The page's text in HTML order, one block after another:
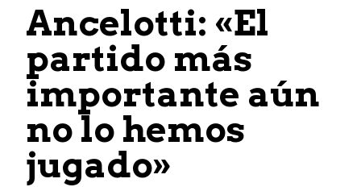
Ancelotti: «El
partido más
importante aún
no lo hemos
jugado»